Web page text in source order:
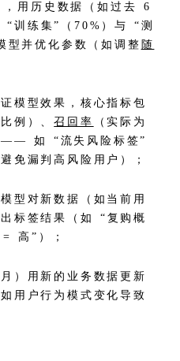
，用历史数据（如过去 6
训练集”（70%）与 “测
型并优化参数（如调整 随
模型效果，核心指标包
比例）、召回率
（实际为
—— 如 “流失风险标签”
避免漏判高风险用户）；
型对新数据（如当前用
标签结果（如 “复购概
高”）；
）用新的业务数据更新
用户行为模式变化导致